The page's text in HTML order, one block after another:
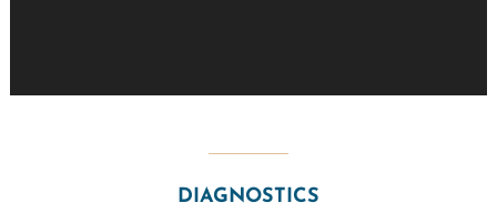
DIAGNOSTICS